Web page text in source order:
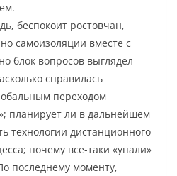
беспокоит ростовчан,
самоизоляции вместе с
блок вопросов выглядел
справилась
переходом
планирует ли в дальнейшем
технологии дистанционного
почему все-таки «упали»
последнему моменту,